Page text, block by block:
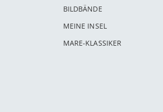
BILDBÄNDE
MEINE INSEL
MARE-KLASSIKER